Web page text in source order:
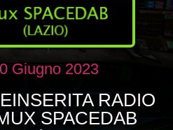
Giugno 2023
RADIO
SPACEDAB